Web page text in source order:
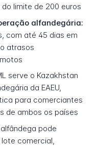
limite de 200 euros
alfandegária:
com até 45 dias em
atrasos
serve o Kazakhstan
da EAEU,
para comerciantes
de ambos os países
pode
comercial,